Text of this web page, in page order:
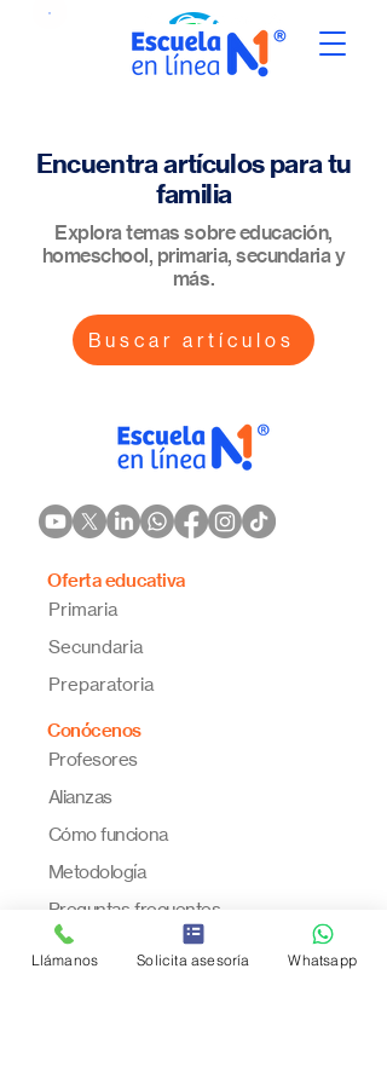
Encuentra artículos para tu
familia
Explora temas sobre educación,
homeschool, primaria, secundaria y
más.
Buscar artículos
Oferta educativa
Primaria
Secundaria
Preparatoria
Conócenos
Profesores
Alianzas
Cómo funciona
Metodología
Preguntas frecuentes
Política de reembolso
Llámanos Solicita asesoría Whatsapp